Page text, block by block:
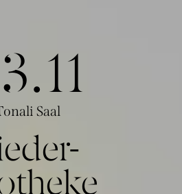
1
Saal